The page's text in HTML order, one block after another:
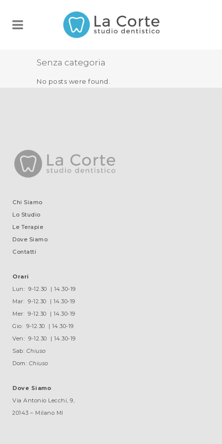
Senza categoria
No posts were found.
Chi Siamo
Lo Studio
Le Terapie
Dove Siamo
Contatti
Orari
Lun: 9-12.30 | 14.30-19
Mar: 9-12.30 | 14.30-19
Mer: 9-12.30 | 14.30-19
Gio: 9-12.30 | 14.30-19
Ven: 9-12.30 | 14.30-19
Sab: Chiuso
Dom: Chiuso
Dove Siamo
Via Antonio Lecchi, 9,
20143 – Milano MI
Le tue preferenze relative alla privacy
Informativa sulla raccolta